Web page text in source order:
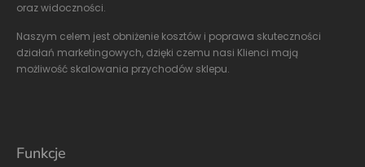
oraz widoczności.
Naszym celem jest obniżenie kosztów i poprawa skuteczności
działań marketingowych, dzięki czemu nasi Klienci mają
możliwość skalowania przychodów sklepu.
Funkcje